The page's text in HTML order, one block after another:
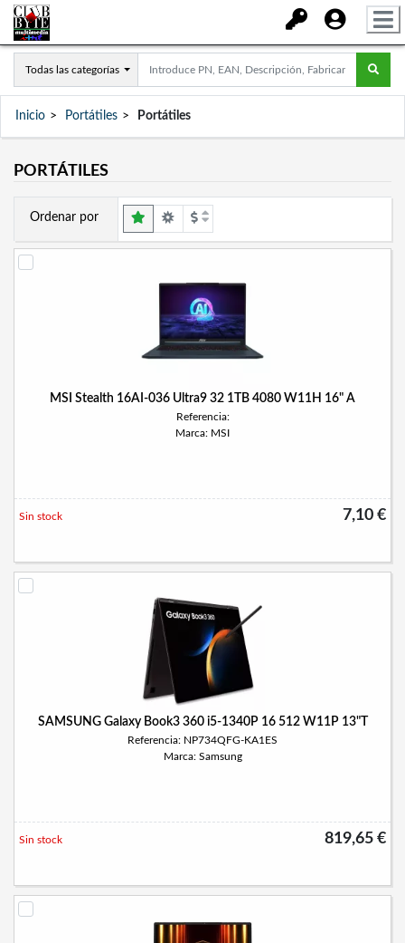
Todas las categorías
Inicio Portátiles Portátiles
PORTÁTILES
Ordenar por
MSI Stealth 16AI-036 Ultra9 32 1TB 4080 W11H 16" A
Referencia:
Marca: MSI
7,10 €
Sin stock
SAMSUNG Galaxy Book3 360 i5-1340P 16 512 W11P 13"T
Referencia: NP734QFG-KA1ES
Marca: Samsung
819,65 €
Sin stock